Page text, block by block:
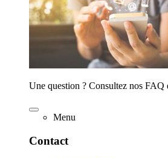
Une question ? Consultez nos FAQ
Menu
Contact